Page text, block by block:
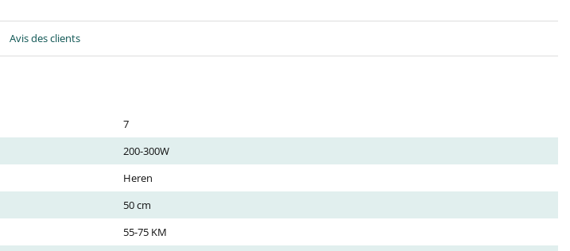
Avis des clients
7
200-300W
Heren
50 cm
55-75 KM